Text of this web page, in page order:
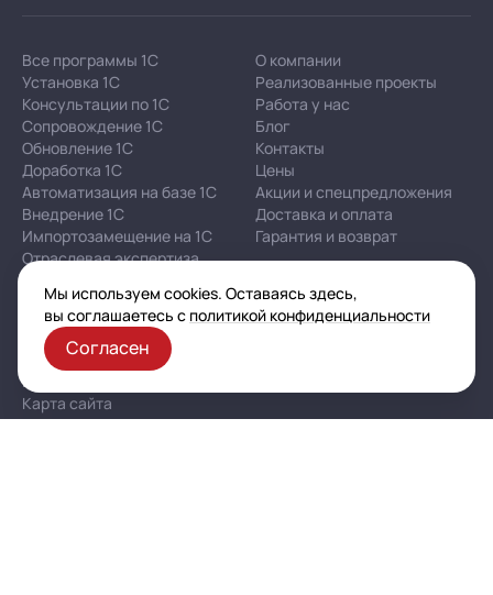
Все программы 1С
Установка 1С
Консультации по 1С
Сопровождение 1С
Обновление 1С
Доработка 1С
Автоматизация на базе 1С
Внедрение 1С
Импортозамещение на 1С
Отраслевая экспертиза
О компании
Реализованные проекты
Работа у нас
Блог
Контакты
Цены
Акции и спецпредложения
Доставка и оплата
Гарантия и возврат
Корпоративная политика в отношении персональных
данных
Политика конфиденциальности
Публичная оферта
Карта сайта
Мы используем cookies. Оставаясь здесь,
вы соглашаетесь с политикой конфиденциальности
Согласен